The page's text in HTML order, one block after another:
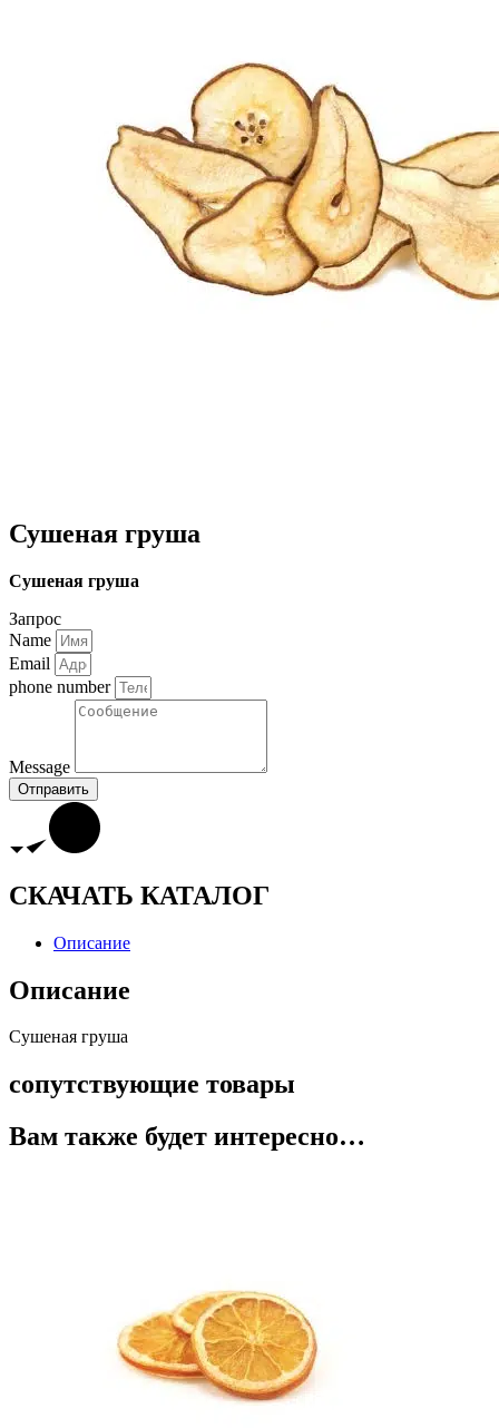
Сушеная груша
Сушеная груша
Запрос
Name
Email
phone number
Message
Отправить
СКАЧАТЬ КАТАЛОГ
Описание
Описание
Сушеная груша
сопутствующие товары
Вам также будет интересно…